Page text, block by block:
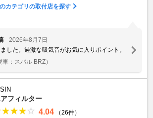
カテゴリの取付店を探す
2026年8月7日
した。過激な吸気音がお気に入りポイント。
車：スバル BRZ）
フィルター
4.04
（26件）